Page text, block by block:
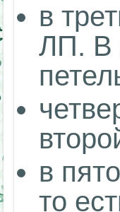
в
ЛП. В
в
то